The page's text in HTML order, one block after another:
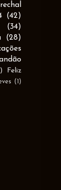
(42)
(34)
(28)
Feliz
(1)